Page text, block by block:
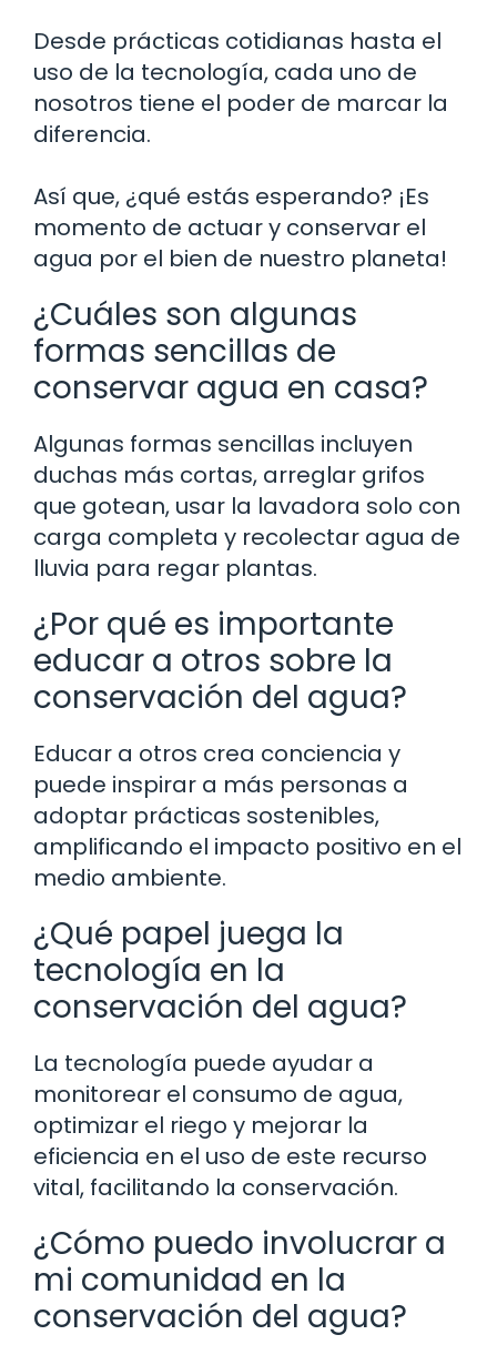
Desde prácticas cotidianas hasta el
uso de la tecnología, cada uno de
nosotros tiene el poder de marcar la
diferencia.
Así que, ¿qué estás esperando? ¡Es
momento de actuar y conservar el
agua por el bien de nuestro planeta!
¿Cuáles son algunas
formas sencillas de
conservar agua en casa?
Algunas formas sencillas incluyen
duchas más cortas, arreglar grifos
que gotean, usar la lavadora solo con
carga completa y recolectar agua de
lluvia para regar plantas.
¿Por qué es importante
educar a otros sobre la
conservación del agua?
Educar a otros crea conciencia y
puede inspirar a más personas a
adoptar prácticas sostenibles,
amplificando el impacto positivo en el
medio ambiente.
¿Qué papel juega la
tecnología en la
conservación del agua?
La tecnología puede ayudar a
monitorear el consumo de agua,
optimizar el riego y mejorar la
eficiencia en el uso de este recurso
vital, facilitando la conservación.
¿Cómo puedo involucrar a
mi comunidad en la
conservación del agua?